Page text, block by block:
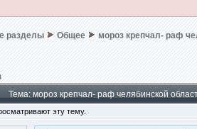
разделы Общее мороз крепчал- раф
Тема: мороз крепчал- раф челябинской
эту тему.